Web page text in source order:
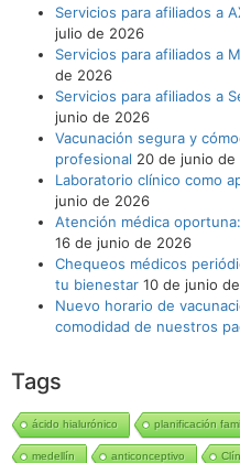
Servicios para afiliados a
julio de 2026
Servicios para afiliados a
de 2026
Servicios para afiliados a
junio de 2026
Vacunación segura y
profesional 20 de junio de
Laboratorio clínico como
junio de 2026
Atención médica
16 de junio de 2026
Chequeos médicos
tu bienestar 10 de junio
Nuevo horario de
comodidad de nuestros
Tags
ácido hialurónico planificación
medellín anticonceptivo